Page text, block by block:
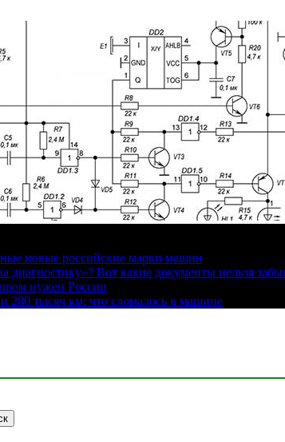
новые российские марки машин
диагностику»? Вот какие документы нельзя
нужен России
280 тысяч км: что сломалось в машине